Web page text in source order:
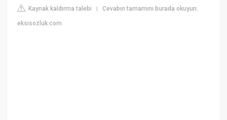
Kaynak kaldırma talebi |Cevabın tamamını burada okuyun:
eksisozluk.com